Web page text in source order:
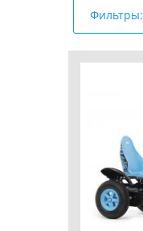
Фильтры: